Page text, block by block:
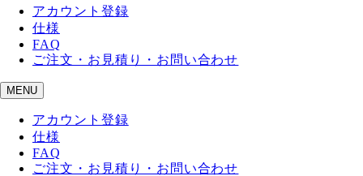
アカウント登録
仕様
FAQ
ご注文・お見積り・お問い合わせ
MENU
アカウント登録
仕様
FAQ
ご注文・お見積り・お問い合わせ